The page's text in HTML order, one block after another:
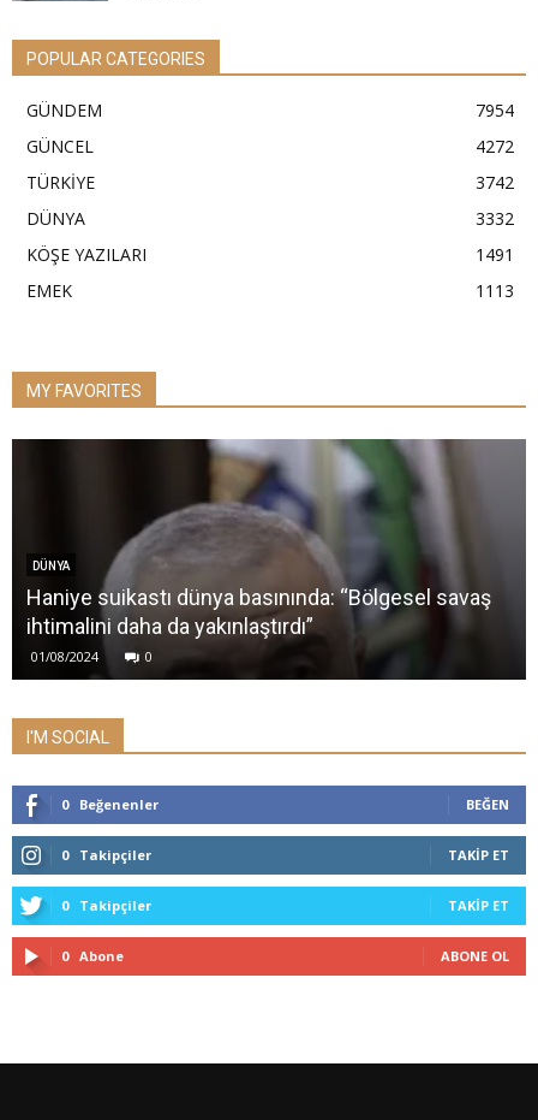
POPULAR CATEGORIES
GÜNDEM
7954
GÜNCEL
4272
TÜRKİYE
3742
DÜNYA
3332
KÖŞE YAZILARI
1491
EMEK
1113
MY FAVORITES
DÜNYA
Haniye suikastı dünya basınında: “Bölgesel savaş
ihtimalini daha da yakınlaştırdı”
01/08/2024 0
I'M SOCIAL
0 Beğenenler BEĞEN
0 Takipçiler TAKIP ET
0 Takipçiler TAKIP ET
0 Abone ABONE OL